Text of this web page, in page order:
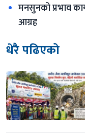
मनसुनको प्रभाव
आग्रह
धेरै पढिएको